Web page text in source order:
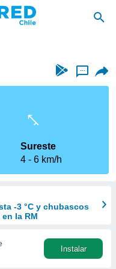
...
Sureste
4
6 km/h
-3 °C y chubascos
la RM
Instalar